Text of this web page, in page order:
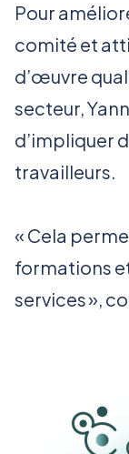
Pour
comité et
d’œuvre
secteur,
d’impliquer
travailleurs.
« Cela
formations
services »,